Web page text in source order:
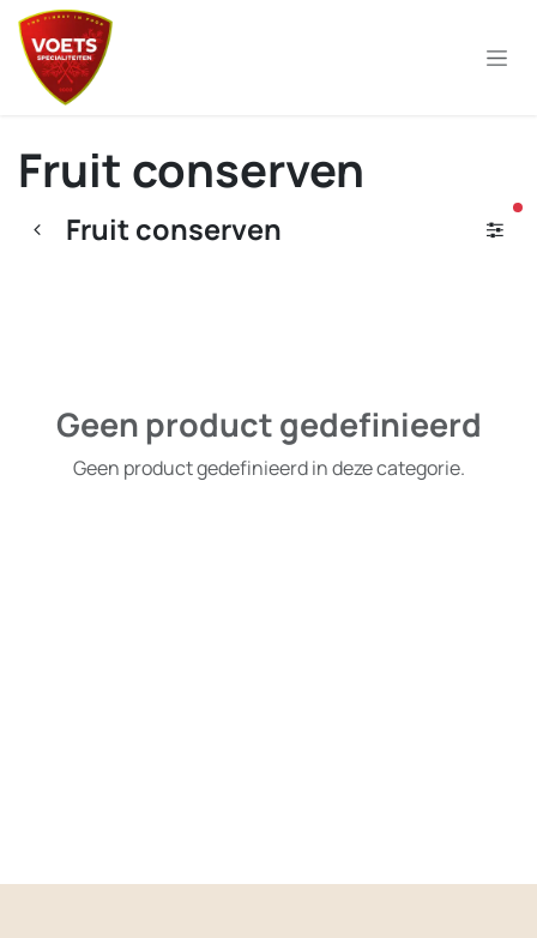
Overslaan naar inhoud
Fruit conserven
Fruit conserven
Geen product gedefinieerd
Geen product gedefinieerd in deze categorie.